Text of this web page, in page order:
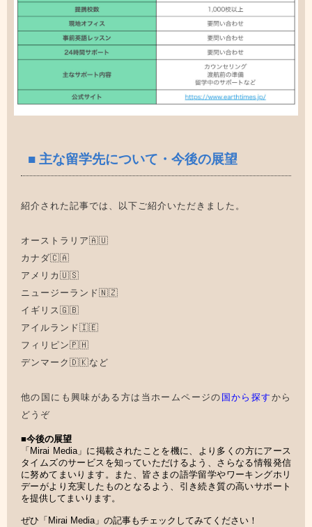
■ 主な留学先について・今後の展望
紹介された記事では、以下ご紹介いただきました。
オーストラリア🇦🇺
カナダ🇨🇦
アメリカ🇺🇸
ニュージーランド🇳🇿
イギリス🇬🇧
アイルランド🇮🇪
フィリピン🇵🇭
デンマーク🇩🇰など
他の国にも興味がある方は当ホームページの 国から探す から
どうぞ
■今後の展望
「Mirai Media」に掲載されたことを機に、より多くの方にアース
タイムズのサービスを知っていただけるよう、さらなる情報発信
に努めてまいります。また、皆さまの語学留学やワーキングホリ
デーがより充実したものとなるよう、引き続き質の高いサポート
を提供してまいります。
ぜひ「Mirai Media」の記事もチェックしてみてください！